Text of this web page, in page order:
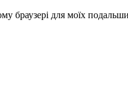
браузері для моїх